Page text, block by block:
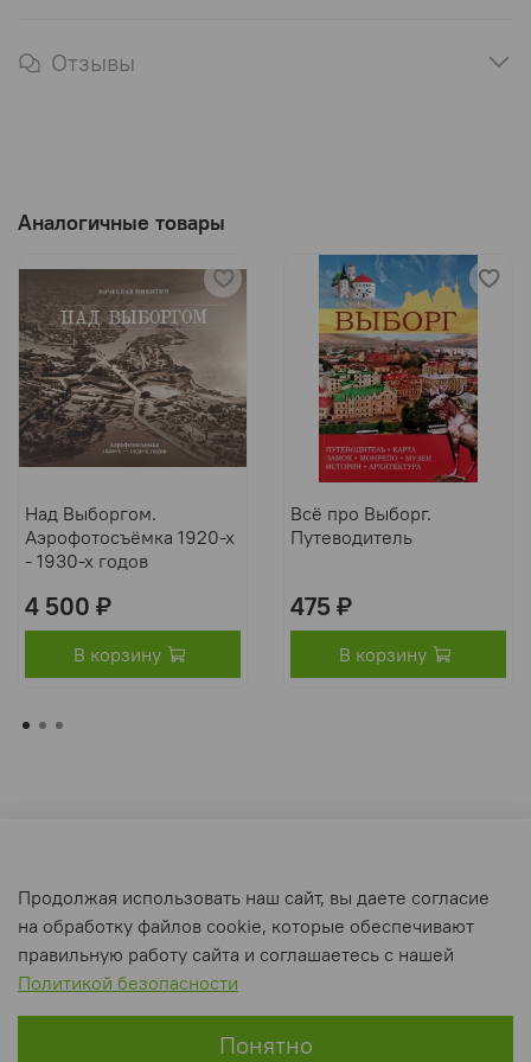
Отзывы
Аналогичные товары
Над Выборгом.
Аэрофотосъёмка 1920-х
- 1930-х годов
4 500 ₽
В корзину
Всё про Выборг.
Путеводитель
475 ₽
В корзину
Пользовательское соглашение
Условия обмена и возврата
Интернет-магазин создан на inSales
Продолжая использовать наш сайт, вы даете согласие
на обработку файлов cookie, которые обеспечивают
правильную работу сайта и соглашаетесь с нашей
Политикой безопасности
Понятно